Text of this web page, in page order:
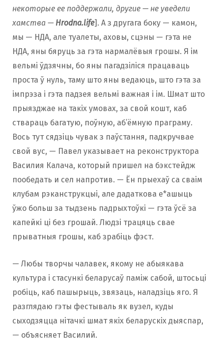
некоторые ее поддержали, другие — не уведели
хамства — Hrodna.life]. А з другага боку — камон,
мы — НДА, але туалеты, аховы, сцэны — гэта не
НДА, яны бяруць за гэта нармалёвыя грошы. Я ім
вельмі ўдзячны, бо яны пагадзіліся працаваць
проста ў нуль, таму што яны ведаюць, што гэта за
імпрэза і гэта падзея вельмі важная і ім. Шмат што
прыязджае на такіх умовах, за свой кошт, каб
ствараць багатую, поўную, аб’ёмную праграму.
Вось тут сядзіць чувак з паўстання, падкручвае
свой вус, — Павел указывает на реконструктора
Василия Калача, который пришел на бэкстейдж
пообедать и сел напротив. — Ён прыехаў са сваім
клубам рэканструкцыі, але дадаткова е*ашыць
ўжо больш за тыдзень падрыхтоўкі — гэта ўсё за
капейкі ці без грошай. Людзі трацяць свае
прыватныя грошы, каб зрабіць фэст.
— Любы творчы чалавек, якому не абыякава
культура і стасункі беларусаў паміж сабой, штосьці
робіць, каб пашырыць, звязаць, наладзіць яго. Я
разглядаю гэты фестываль як вузел, куды
сыходзяцца нітачкі шмат якіх беларускіх дыяспар,
— объясняет Василий.